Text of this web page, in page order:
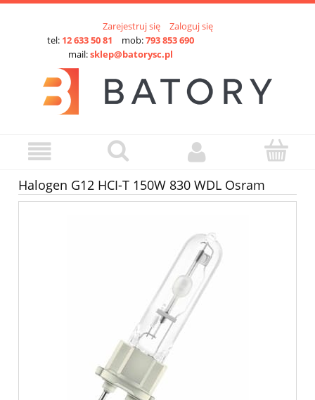
Zarejestruj się
Zaloguj się
tel: 12 633 50 81 mob:793 853 690
mail:sklep@batorysc.pl
Halogen G12 HCI-T 150W 830 WDL Osram